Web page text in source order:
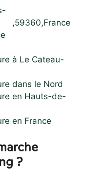
,59360,France
à Le Cateau-
dans le Nord
en Hauts-de-
en France
?